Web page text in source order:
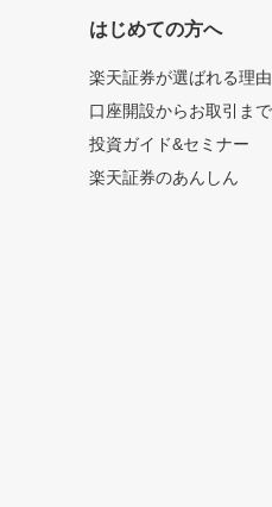
はじめての方へ
楽天証券が選ばれる理由
口座開設からお取引ま
投資ガイド&セミナー
楽天証券のあんしん